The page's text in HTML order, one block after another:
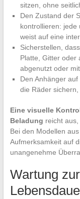
sitzen, ohne
Den Zustand der
kontrollieren: jede
weist auf eine
Sicherstellen,
Platte, Gitter oder
abgenutzt oder
Den Anhänger
die Räder
Eine visuelle
Beladung reicht
Bei den Modellen
Aufmerksamkeit auf
unangenehme
Wartung